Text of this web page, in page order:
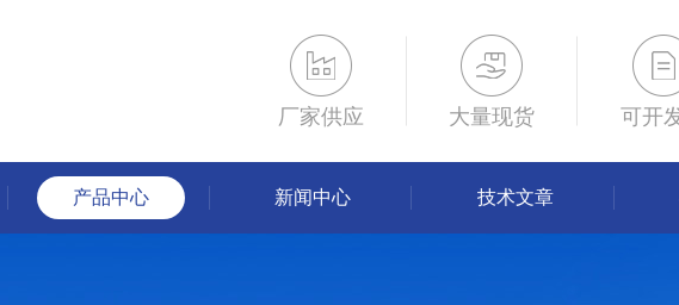
厂家供应 大量现货 可开
产品中心 新闻中心 技术文章